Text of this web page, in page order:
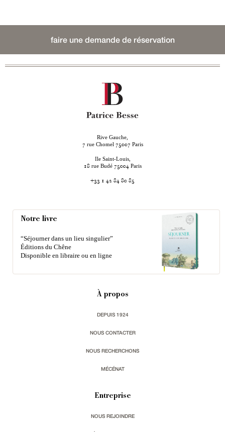
faire une demande de réservation
Rive Gauche,
7 rue Chomel 75007 Paris
Ile Saint-Louis,
18 rue Budé 75004 Paris
+33 1 42 84 80 85
Notre livre
“Séjourner dans un lieu singulier”
Éditions du Chêne
Disponible en libraire ou en ligne
À propos
DEPUIS 1924
NOUS CONTACTER
NOUS RECHERCHONS
MÉCÉNAT
Entreprise
NOUS REJOINDRE